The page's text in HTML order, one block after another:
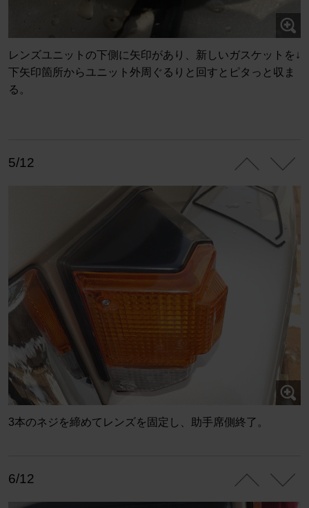
レンズユニットの下側に矢印があり、新しいガスケットを↓
下矢印箇所からユニット外周ぐるりと回すとピタっと収ま
る。
5/12
3本のネジを締めてレンズを固定し、助手席側終了。
6/12